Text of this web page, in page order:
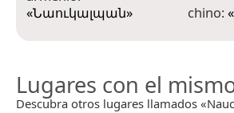
«Նաուկալպան»
chino:«
Lugares con el
Descubra otros lugares llamados